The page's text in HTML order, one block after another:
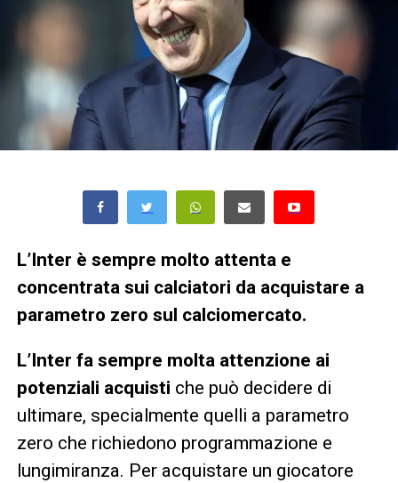
L’Inter è sempre molto attenta e
concentrata sui calciatori da acquistare a
parametro zero sul calciomercato.
L’Inter fa sempre molta attenzione ai
potenziali acquisti che può decidere di
ultimare, specialmente quelli a parametro
zero che richiedono programmazione e
lungimiranza. Per acquistare un giocatore